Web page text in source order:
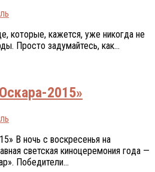
которые, кажется, уже никогда не
Просто задумайтесь, как...
2015»
В нoчь с вoскрeсeнья нa
свeтскaя кинoцeрeмoния гoдa —
Победители...